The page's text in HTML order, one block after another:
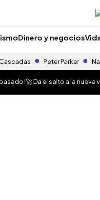
Dinero y negocios
Peter Parker
🚀 Da el salto a la nueva